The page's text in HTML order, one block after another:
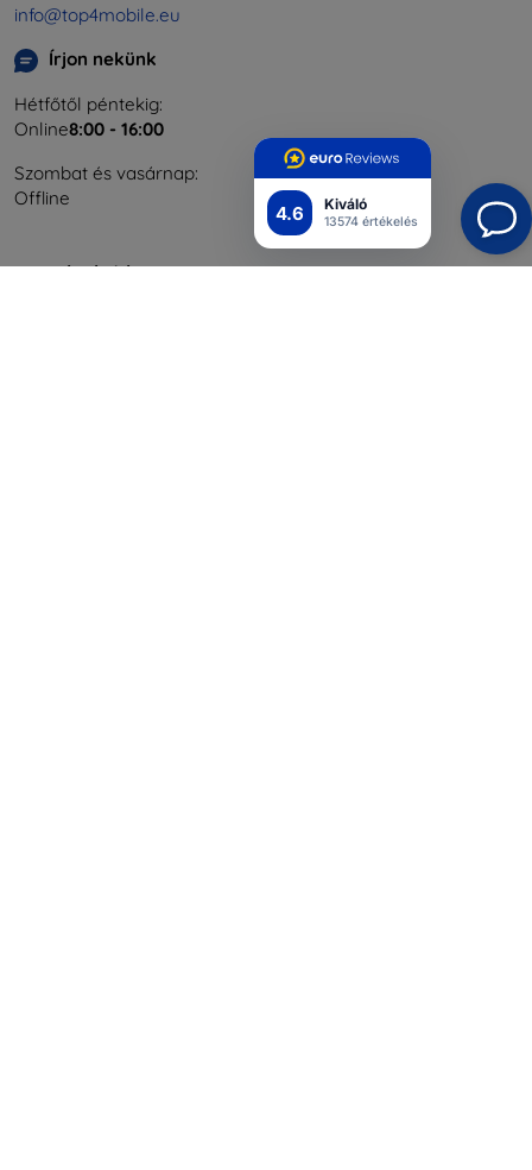
4.6 Kiváló
13574 értékelés
info@top4mobile.eu
Írjon nekünk
Hétfőtől péntekig:
Online8:00 - 16:00
Szombat és vasárnap:
Offline
Bevásárlás